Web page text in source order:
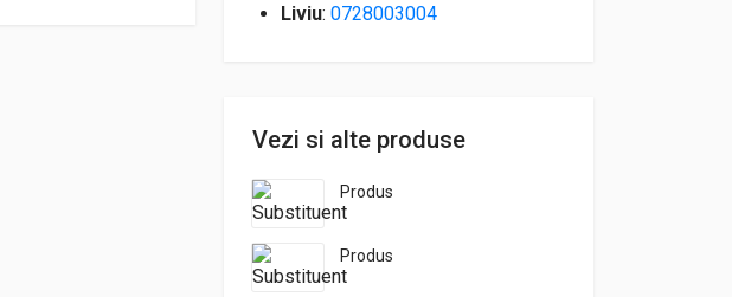
Liviu: 0728003004
Vezi si alte produse
Produs
Produs